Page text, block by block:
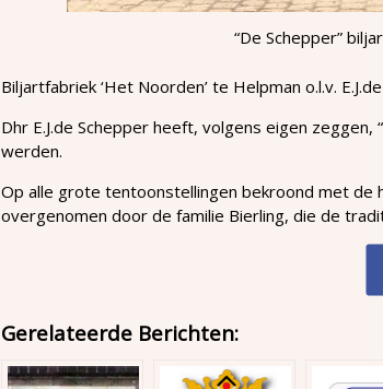
“De Schepper”
Biljartfabriek ‘Het Noorden’ te Helpman o.l.v.
Dhr E.J.de Schepper heeft, volgens eigen
werden.
Op alle grote tentoonstellingen bekroond met
overgenomen door de familie Bierling, die de
Gerelateerde Berichten: